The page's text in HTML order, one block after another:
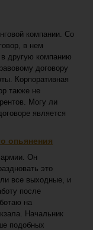
компании. Со
в нем
другую компанию
договору
Корпоративная
также не
Могу ли
является
опьянения
Он
это
все выходные, и
после
на
Начальник
подобных